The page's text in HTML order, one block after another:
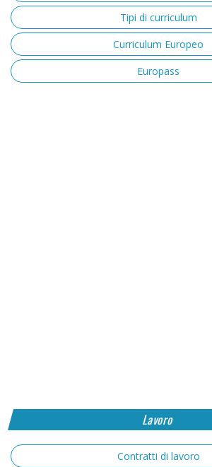
Tipi di curriculum
Curriculum Europeo
Europass
Lavoro
Contratti di lavoro